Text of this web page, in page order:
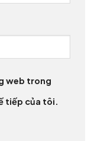
web trong
tiếp của tôi.